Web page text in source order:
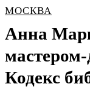
МОСКВА
Анна
Кодекс